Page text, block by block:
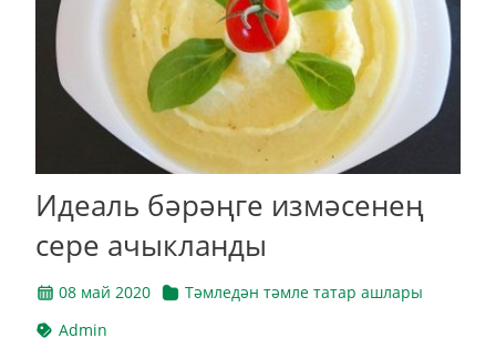
Идеаль бәрәңге измәсенең
сере ачыкланды
08 май 2020
Тәмледән тәмле татар ашлары
Admin